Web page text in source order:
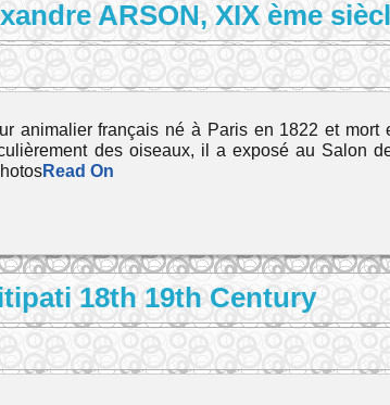
ARSON, XIX ème
animalier français né à Paris en 1822 et mort
des oiseaux, il a exposé au Salon
Read On
18th 19th Century